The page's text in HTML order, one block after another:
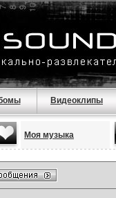
Видеоклипы
Моя музыка